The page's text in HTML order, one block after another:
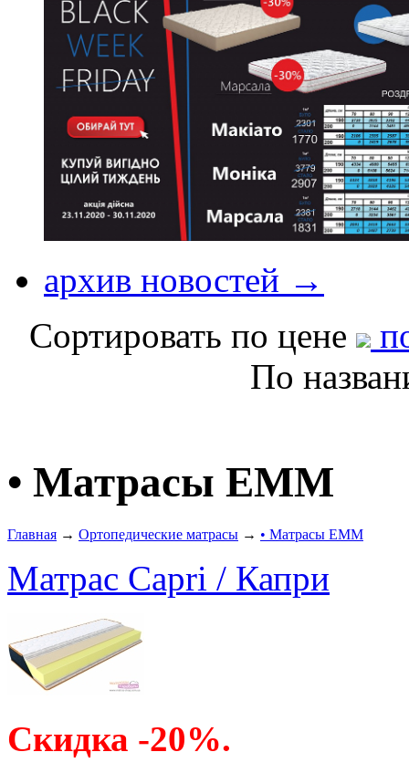
архив новостей →
Сортировать по цене
По
• Матрасы ЕММ
Главная → Ортопедические матрасы → • Матрасы ЕММ
Матрас Capri / Капри
Скидка -20%.